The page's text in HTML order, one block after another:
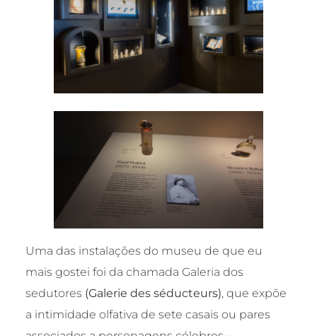
Uma das instalações do museu de que eu
mais gostei foi da chamada Galeria dos
sedutores (Galerie des séducteurs), que expõe
a intimidade olfativa de sete casais ou pares